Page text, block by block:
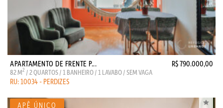
APARTAMENTO DE FRENTE P... R$ 790.000,00
82 M2 / 2 QUARTOS / 1 BANHEIRO / 1 LAVABO / SEM VAGA
RU: 10034 - PERDIZES